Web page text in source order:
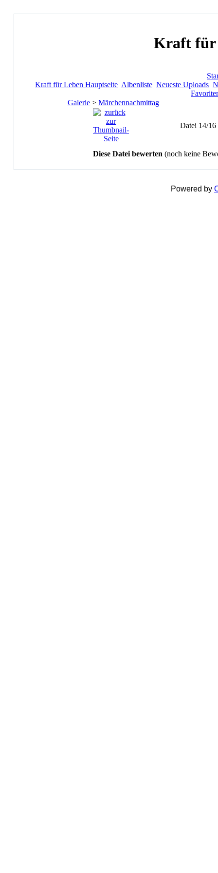
Kraft für
Kraft für Leben Hauptseite Albenliste Neueste Uploads
Galerie> Märchennachmittag
Datei 14/16
Diese Datei bewerten (noch keine
Powered by